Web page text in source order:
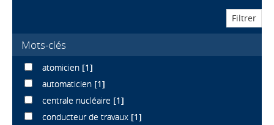
Mots-clés
atomicien [1]
automaticien [1]
centrale nucléaire [1]
conducteur de travaux [1]